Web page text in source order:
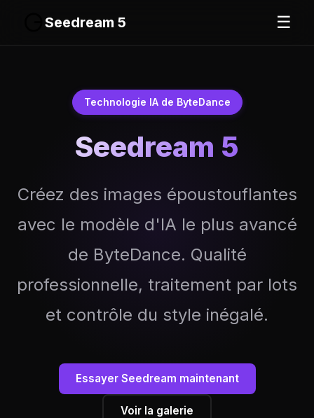
Seedream 5 ☰
Technologie IA de ByteDance
Seedream 5
Créez des images époustouflantes
avec le modèle d'IA le plus avancé
de ByteDance. Qualité
professionnelle, traitement par lots
et contrôle du style inégalé.
Essayer Seedream maintenant
Voir la galerie